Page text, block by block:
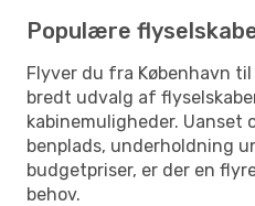
Populære
Flyver du fra København
bredt udvalg af
kabinemuligheder. Uanset
benplads, underholdning
budgetpriser, er der en
behov.